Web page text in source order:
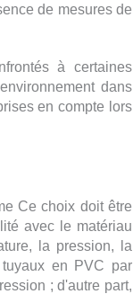
de mesures de
à certaines
dans
en compte lors
Ce choix doit être
avec le matériau
la pression, la
en PVC par
; d'autre part,